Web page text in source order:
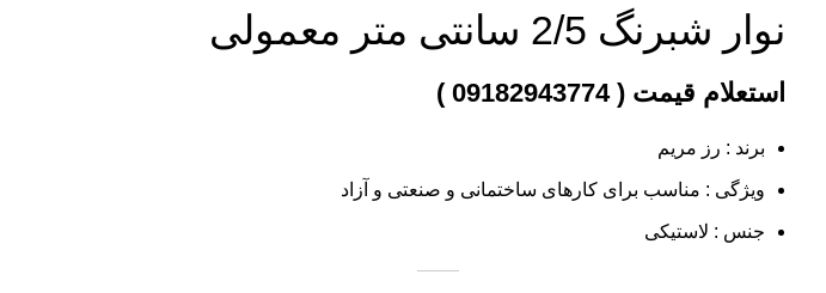
نوار شبرنگ 2/5 سانتی متر معمولی
برند : رز مریم
ویژگی : مناسب برای کارهای ساختمانی و صنعتی و آزاد
جنس : لاستیکی